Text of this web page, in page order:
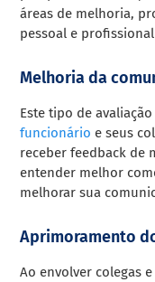
áreas de melhoria,
pessoal e
Melhoria da
Este tipo de
funcionário e seus
receber feedback de
entender melhor
melhorar sua
Aprimoramento
Ao envolver colegas